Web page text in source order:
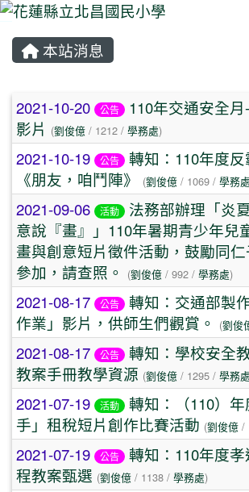
本站消息
文章列表
2021-10-20 公告
110年交通安全
影片 (劉俊億 / 1212 / 學務處)
2021-10-19 公告
轉知：110年度
《朋友，咱鬥陣》
(劉俊億 / 1069 / 學務處
2021-09-06 活動
法務部辦理「炎
意說『畫』」110年暑期青少年兒
畫與創意短片徵件活動，鼓勵同
參加，請查照。
(劉俊億 / 992 / 學務處)
2021-08-17 公告
轉知：交通部製
作業」影片，供師生們觀賞。
(劉俊
2021-08-17 公告
轉知：學校安全
教案手冊教學資源 (劉俊億 / 1295 / 學務處
2021-07-19 活動
轉知：（110）
手」租稅短片創作比賽活動 (劉俊億 /
2021-07-19 公告
轉知：110年度
程教案甄選 (劉俊億 / 1138 / 學務處)